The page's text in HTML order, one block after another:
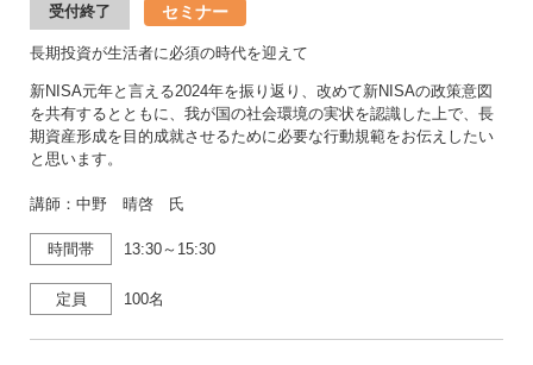
受付終了 セミナー
長期投資が生活者に必須の時代を迎えて
新NISA元年と言える2024年を振り返り、改めて新NISAの政策意図
を共有するとともに、我が国の社会環境の実状を認識した上で、長
期資産形成を目的成就させるために必要な行動規範をお伝えしたい
と思います。
講師：中野 晴啓 氏
時間帯 13:30～15:30
定員 100名